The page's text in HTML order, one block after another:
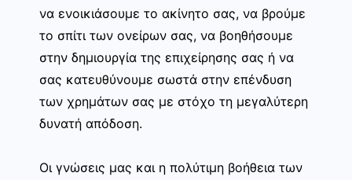
να ενοικιάσουμε το ακίνητο σας, να βρούμε
το σπίτι των ονείρων σας, να βοηθήσουμε
στην δημιουργία της επιχείρησης σας ή να
σας κατευθύνουμε σωστά στην επένδυση
των χρημάτων σας με στόχο τη μεγαλύτερη
δυνατή απόδοση.
Οι γνώσεις μας και η πολύτιμη βοήθεια των